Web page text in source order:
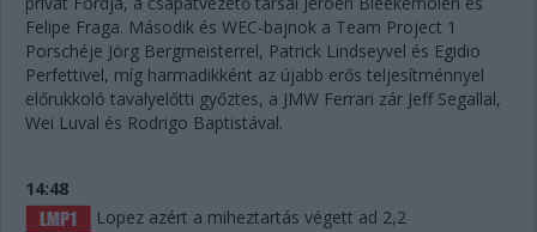
Felipe Fraga. Második és WEC-bajnok a Team Project 1
Porschéje Jörg Bergmeisterrel, Patrick Lindseyvel és Egidio
Perfettivel, míg harmadikként az újabb erős teljesítménnyel
előrukkoló tavalyelőtti győztes, a JMW Ferrari zár Jeff Segallal,
Wei Luval és Rodrigo Baptistával.
14:48
Lopez azért a miheztartás végett ad 2,2